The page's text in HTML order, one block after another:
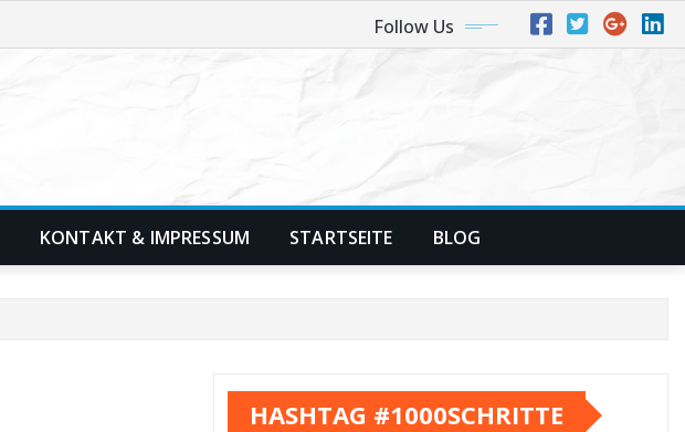
Follow Us
KONTAKT & IMPRESSUM STARTSEITE BLOG
HASHTAG #1000SCHRITTE